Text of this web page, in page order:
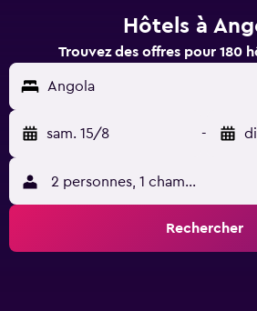
Hôtels à
Trouvez des offres pour 180
Angola
sam. 15/8 -
2 personnes, 1 chambre
Rechercher